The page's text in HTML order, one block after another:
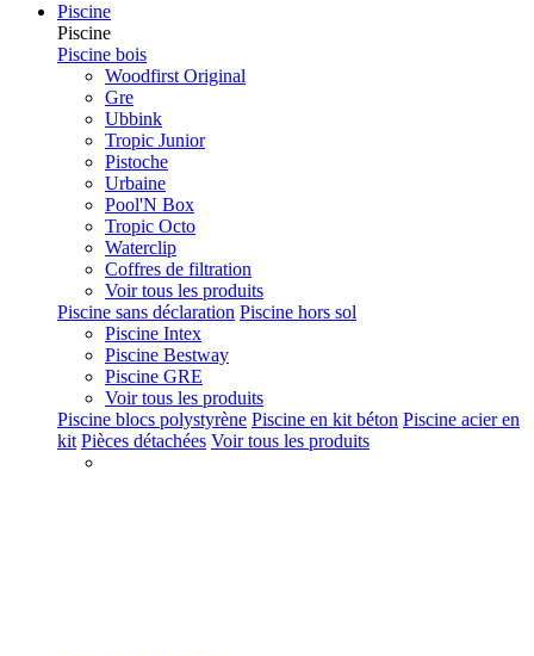
Piscine
Piscine
Piscine bois
Woodfirst Original
Gre
Ubbink
Tropic Junior
Pistoche
Urbaine
Pool'N Box
Tropic Octo
Waterclip
Coffres de filtration
Voir tous les produits
Piscine sans déclaration Piscine hors sol
Piscine Intex
Piscine Bestway
Piscine GRE
Voir tous les produits
Piscine blocs polystyrène Piscine en kit béton Piscine acier en
kit Pièces détachées Voir tous les produits